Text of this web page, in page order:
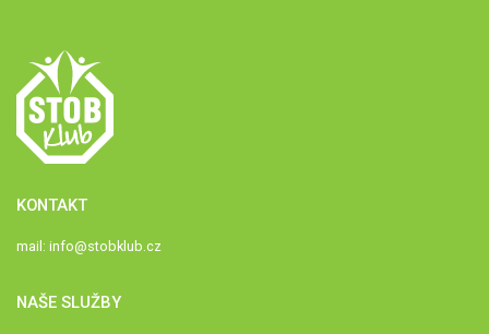
KONTAKT
mail: info@stobklub.cz
NAŠE SLUŽBY